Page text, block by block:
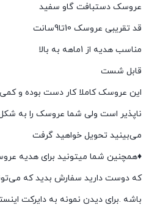
عروسک دستبافت گاو سفید
قد تقریبی عروسک 10تا9سانت
مناسب هدیه از 1ماهه به بالا
قابل شست
این عروسک کاملا کار دست بوده و
ناپذیر است ولی شما عروسک را به
می‌بینید تحویل خواهید گرفت
♦️همچنین شما میتونید برای هدیه
که دوست دارید سفارش بدید که
باشه .برای دیدن نمونه به دایرکت